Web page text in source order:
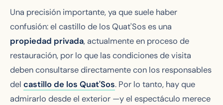
Una precisión importante, ya que suele haber
confusión: el castillo de los Quat'Sos es una
propiedad privada, actualmente en proceso de
restauración, por lo que las condiciones de visita
deben consultarse directamente con los responsables
del castillo de los Quat'Sos. Por lo tanto, hay que
admirarlo desde el exterior —y el espectáculo merece